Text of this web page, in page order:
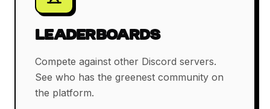
LEADERBOARDS
Compete against other Discord servers.
See who has the greenest community on
the platform.